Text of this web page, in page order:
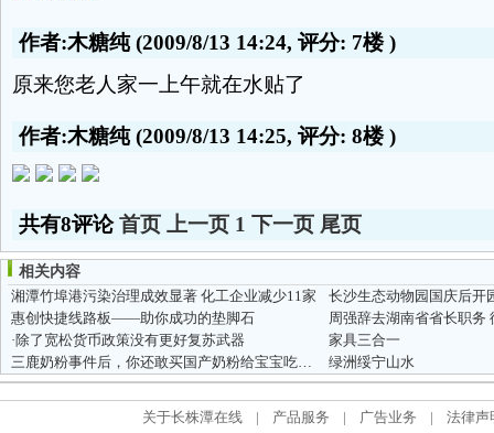
作者:木糖纯(2009/8/13 14:24, 评分: 7楼)
原来您老人家一上午就在水贴了
作者:木糖纯(2009/8/13 14:25, 评分: 8楼)
共有8评论首页 上一页 1 下一页 尾页
相关内容
湘潭竹埠港污染治理成效显著 化工企业减少11家
长沙生态动物园国庆后开
惠创快捷线路板——助你成功的垫脚石
·除了宽松货币政策没有更好复苏武器
家具三合一
三鹿奶粉事件后，你还敢买国产奶粉给宝宝吃吗！
绿洲绥宁山水
关于长株潭在线 | 产品服务 | 广告业务 | 法律声